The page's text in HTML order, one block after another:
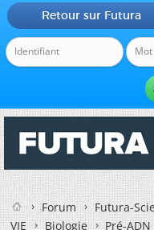
Retour sur Futura
Forum
Futura-
VIE
Biologie Pré-ADN